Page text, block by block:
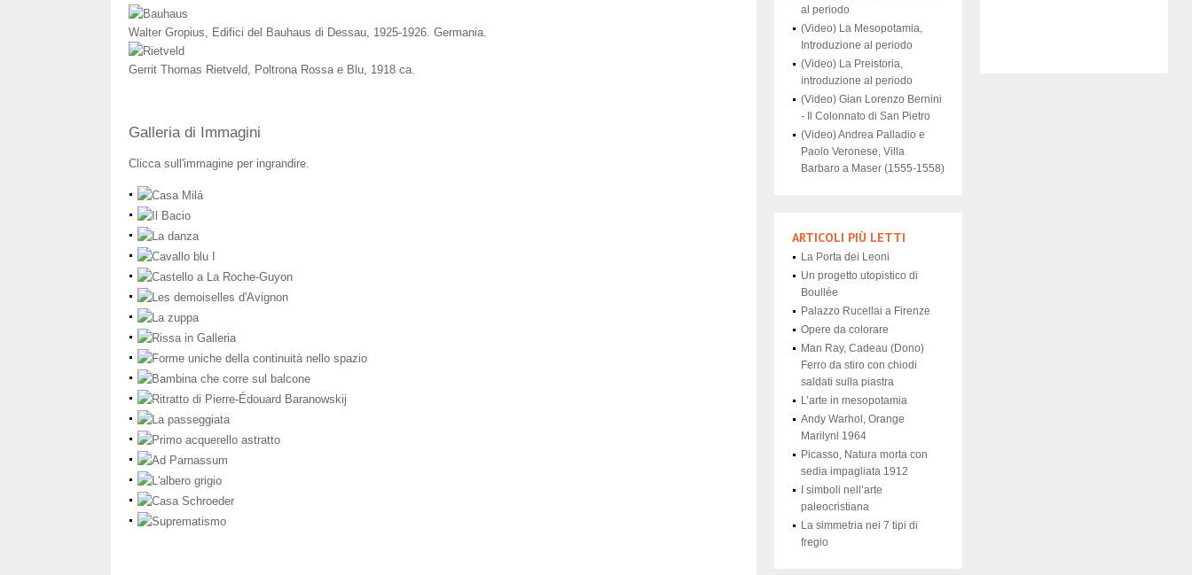
Walter Gropius, Edifici del Bauhaus di Dessau, 1925-1926. Germania.
Gerrit Thomas Rietveld, Poltrona Rossa e Blu, 1918 ca.
Galleria di Immagini
Clicca sull'immagine per ingrandire.
al periodo
(Video) La Mesopotamia,
Introduzione al periodo
(Video) La Preistoria,
introduzione al periodo
(Video) Gian Lorenzo Bernini
- Il Colonnato di San Pietro
(Video) Andrea Palladio e
Paolo Veronese, Villa
Barbaro a Maser (1555-1558)
ARTICOLI PIÙ LETTI
La Porta dei Leoni
Un progetto utopistico di
Boullée
Palazzo Rucellai a Firenze
Opere da colorare
Man Ray, Cadeau (Dono)
Ferro da stiro con chiodi
saldati sulla piastra
L’arte in mesopotamia
Andy Warhol, Orange
Marilynl 1964
Picasso, Natura morta con
sedia impagliata 1912
I simboli nell’arte
paleocristiana
La simmetria nei 7 tipi di
fregio